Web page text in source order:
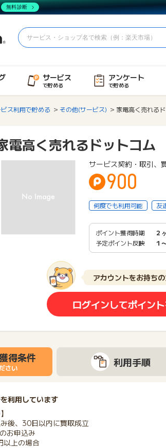
サービス
で貯める
アンケート
で貯める
ス利用で貯める その他(サービス) 家電高く売れる
電高く売れるドットコム
サービス契約・取引、
900
何度でも利用可能 友
ポイント獲得時期
２
予定ポイント反映
１
アカウントをお持ち
ログインしてポイン
得条件
さい 利用手順
利用しています
後、30日以内に買取成立
お申込み
上の場合
無料診断